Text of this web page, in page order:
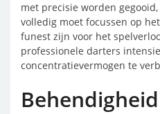
met precisie worden
volledig moet focussen op
funest zijn voor het
professionele darters
concentratievermogen te